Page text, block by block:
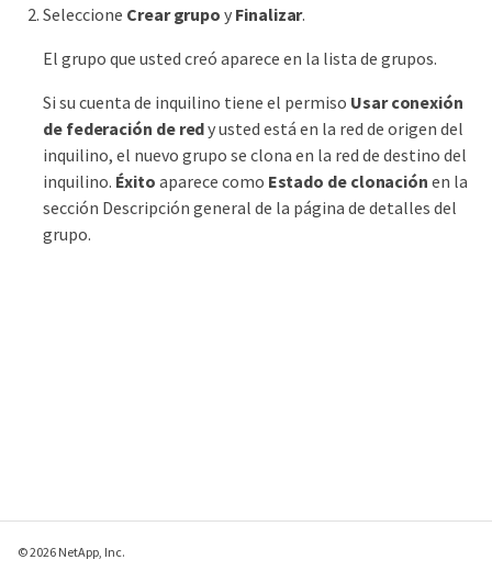
Seleccione Crear grupo y Finalizar.
El grupo que usted creó aparece en la lista de grupos.
Si su cuenta de inquilino tiene el permiso Usar conexión
de federación de redy usted está en la red de origen del
inquilino, el nuevo grupo se clona en la red de destino del
inquilino. Éxito aparece como Estado de clonación en la
sección Descripción general de la página de detalles del
grupo.
© 2026 NetApp, Inc.